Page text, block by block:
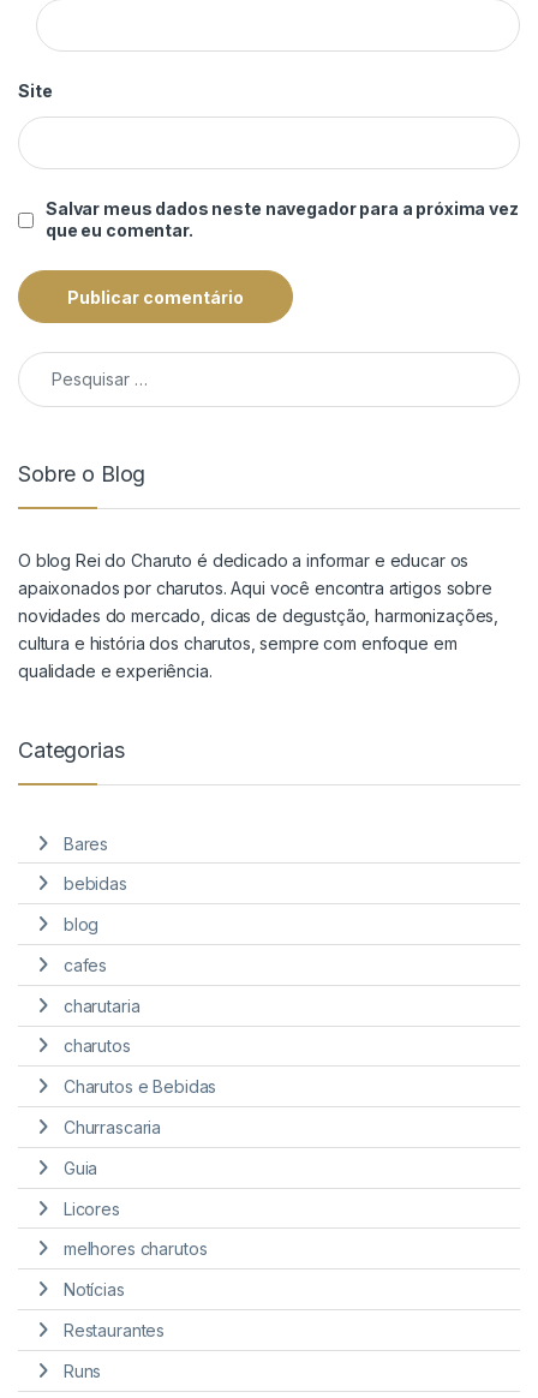
Site
Salvar meus dados neste navegador para a próxima vez
que eu comentar.
Pesquisar por:
Sobre o Blog
O blog Rei do Charuto é dedicado a informar e educar os
apaixonados por charutos. Aqui você encontra artigos sobre
novidades do mercado, dicas de degustção, harmonizações,
cultura e história dos charutos, sempre com enfoque em
qualidade e experiência.
Categorias
Bares
bebidas
blog
cafes
charutaria
charutos
Charutos e Bebidas
Churrascaria
Guia
Licores
melhores charutos
Notícias
Restaurantes
Runs